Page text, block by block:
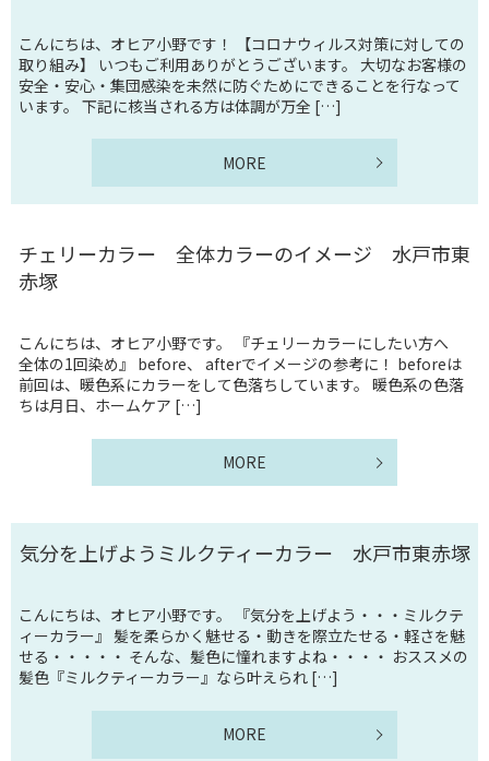
こんにちは、オヒア小野です！ 【コロナウィルス対策に対しての
取り組み】 いつもご利用ありがとうございます。 大切なお客様の
安全・安心・集団感染を未然に防ぐためにできることを行なって
います。 下記に核当される方は体調が万全 […]
MORE
チェリーカラー 全体カラーのイメージ 水戸市東
赤塚
こんにちは、オヒア小野です。 『チェリーカラーにしたい方へ
全体の1回染め』 before、 afterでイメージの参考に！ beforeは
前回は、暖色系にカラーをして色落ちしています。 暖色系の色落
ちは月日、ホームケア […]
MORE
気分を上げようミルクティーカラー 水戸市東赤塚
こんにちは、オヒア小野です。 『気分を上げよう・・・ミルクテ
ィーカラー』 髪を柔らかく魅せる・動きを際立たせる・軽さを魅
せる・・・・・ そんな、髪色に憧れますよね・・・・ おススメの
髪色『ミルクティーカラー』なら叶えられ […]
MORE